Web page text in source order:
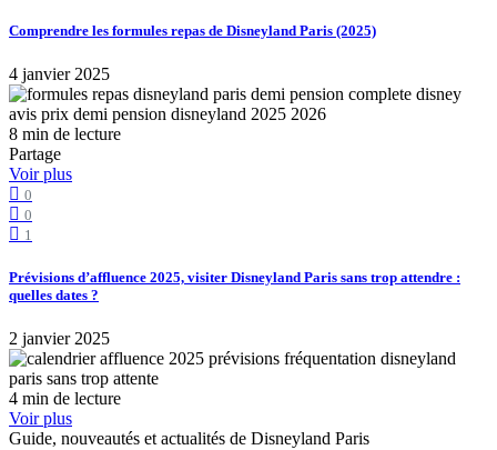
Comprendre les formules repas de Disneyland Paris (2025)
4 janvier 2025
8 min de lecture
Partage
Voir plus
0
0
1
Prévisions d’affluence 2025, visiter Disneyland Paris sans trop attendre :
quelles dates ?
2 janvier 2025
4 min de lecture
Voir plus
Guide, nouveautés et actualités de Disneyland Paris